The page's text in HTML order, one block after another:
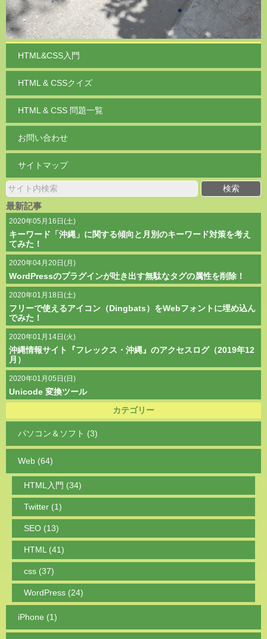
HTML&CSS入門
HTML & CSSクイズ
HTML & CSS 問題一覧
お問い合わせ
サイトマップ
最新記事
2020年05月16日(土)
キーワード「沖縄」に関する傾向と月別のキーワード対策を考え
てみた！
2020年04月20日(月)
WordPressのプラグインが吐き出す無駄なタグの属性を削除！
2020年01月18日(土)
フリーで使えるアイコン（Dingbats）をWebフォントに埋め込ん
でみた！
2020年01月14日(火)
沖縄情報サイト『フレックス・沖縄』のアクセスログ（2019年12
月）
2020年01月05日(日)
Unicode 変換ツール
カテゴリー
パソコン＆ソフト (3)
Web (64)
HTML入門 (34)
Twitter (1)
SEO (13)
HTML (41)
css (37)
WordPress (24)
iPhone (1)